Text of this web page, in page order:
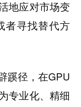
地应对市场变
者寻找替代方
蹊径，在GPU
专业化、精细